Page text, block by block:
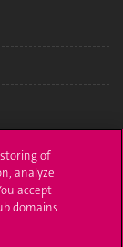
storing of
analyze
accept
domains